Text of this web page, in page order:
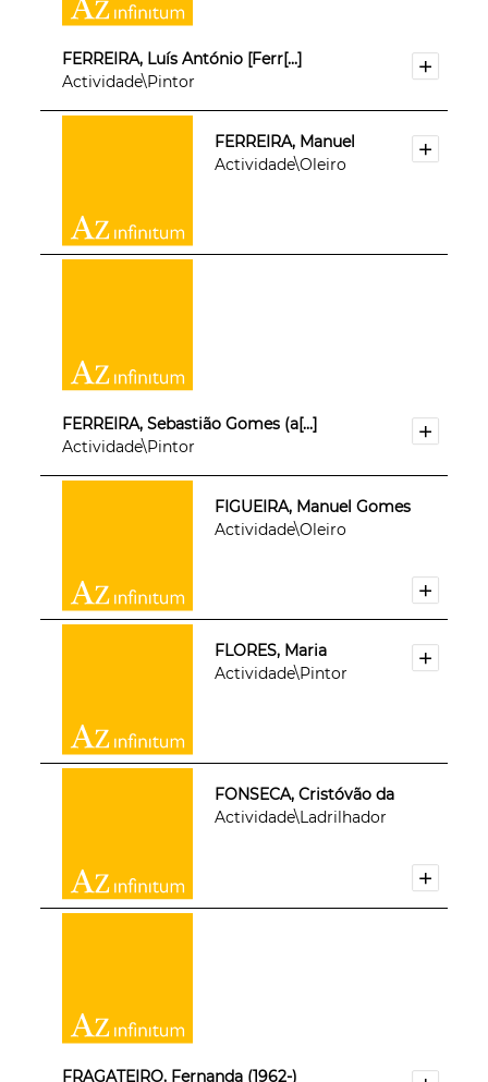
FERREIRA, Luís António [Ferr[...]
Actividade\Pintor
FERREIRA, Manuel
Actividade\Oleiro
FERREIRA, Sebastião Gomes (a[...]
Actividade\Pintor
FIGUEIRA, Manuel Gomes
Actividade\Oleiro
FLORES, Maria
Actividade\Pintor
FONSECA, Cristóvão da
Actividade\Ladrilhador
FRAGATEIRO, Fernanda (1962-)